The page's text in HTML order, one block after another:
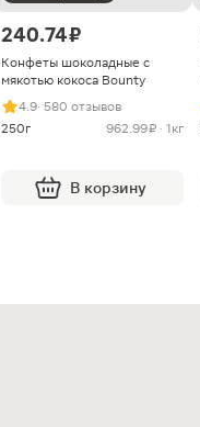
240.74 ₽
Конфеты шоколадные с
мякотью кокоса Bounty
4.9· 580 отзывов
250г
962.99 ₽ · 1кг
В корзину